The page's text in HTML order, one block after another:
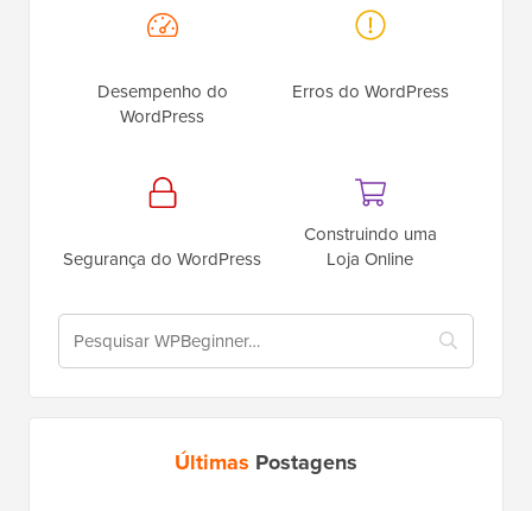
Desempenho do
WordPress
Erros do WordPress
Segurança do WordPress
Construindo uma
Loja Online
Últimas Postagens